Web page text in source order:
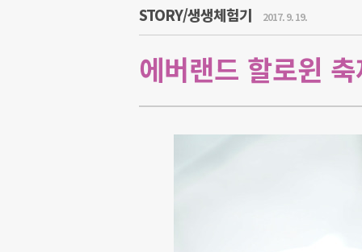
STORY/생생체험기 2017. 9. 19.
에버랜드 할로윈